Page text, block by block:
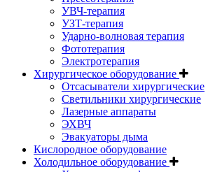
УВЧ-терапия
УЗТ-терапия
Ударно-волновая терапия
Фототерапия
Электротерапия
Хирургическое оборудование
Отсасыватели хирургические
Светильники хирургические
Лазерные аппараты
ЭХВЧ
Эвакуаторы дыма
Кислородное оборудование
Холодильное оборудование